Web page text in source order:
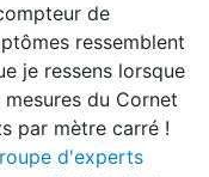
de
ressemblent
je ressens lorsque
du Cornet
par mètre carré !
d'experts